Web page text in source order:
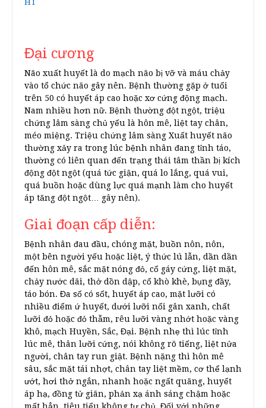
HÍ
Đại cương
Não xuất huyết là do mạch não bị vỡ và máu chảy
vào tổ chức não gây nên. Bệnh thường gặp ở tuổi
trên 50 có huyết áp cao hoặc xơ cứng động mạch.
Nam nhiều hơn nữ. Bệnh thường đột ngột, triệu
chứng lâm sàng chủ yếu là hôn mê, liệt tay chân,
méo miệng. Triệu chứng lâm sàng Xuất huyết não
thường xảy ra trong lúc bệnh nhân đang tỉnh táo,
thường có liên quan đến trạng thái tâm thần bị kích
động đột ngột (quá tức giận, quá lo lắng, quá vui,
quá buồn hoặc dùng lực quá mạnh làm cho huyết
áp tăng đột ngột… gây nên).
Giai đoạn cấp diễn:
Bệnh nhân đau đầu, chóng mặt, buồn nôn, nôn,
một bên người yếu hoặc liệt, ý thức lú lẫn, dần dần
đến hôn mê, sắc mặt nóng đỏ, cổ gáy cứng, liệt mặt,
chảy nước dãi, thở dồn dập, cổ khò khè, bụng đầy,
táo bón. Đa số có sốt, huyết áp cao, mặt lưỡi có
nhiều điểm ứ huyết, dưới lưỡi nổi gân xanh, chất
lưỡi đỏ hoặc đỏ thẫm, rêu lưỡi vàng nhớt hoặc vàng
khô, mạch Huyền, Sắc, Đại. Bệnh nhẹ thì lúc tỉnh
lúc mê, thân lưỡi cứng, nói không rõ tiếng, liệt nửa
người, chân tay run giật. Bệnh nặng thì hôn mê
sâu, sắc mặt tái nhợt, chân tay liệt mềm, cơ thể lạnh
ướt, hơi thở ngắn, nhanh hoặc ngất quãng, huyết
áp hạ, đồng tử giãn, phản xạ ánh sáng chậm hoặc